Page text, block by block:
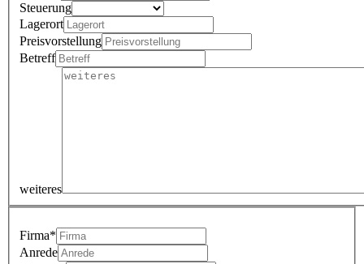
Steuerung
Lagerort
Preisvorstellung
Betreff
weiteres
Firma*
Anrede